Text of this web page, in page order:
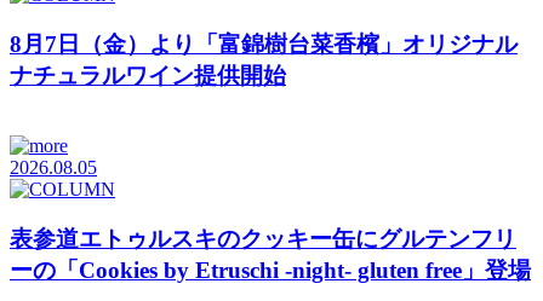
8月7日（金）より「富錦樹台菜香檳」オリジナル
ナチュラルワイン提供開始
2026.08.05
表参道エトゥルスキのクッキー缶にグルテンフリ
ーの「Cookies by Etruschi -night- gluten free」登場